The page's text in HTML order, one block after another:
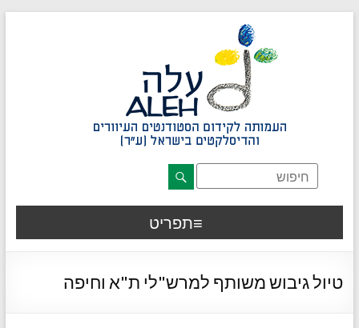
דלג לתוכן רצוי/Skip to content
חלק תחתון באתר
תפריט
טיול גיבוש משותף למרש"לי ת"א וחיפה